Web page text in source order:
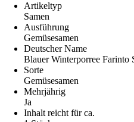
Artikeltyp
Samen
Ausführung
Gemüsesamen
Deutscher Name
Blauer Winterporree Farinto
Sorte
Gemüsesamen
Mehrjährig
Ja
Inhalt reicht für ca.